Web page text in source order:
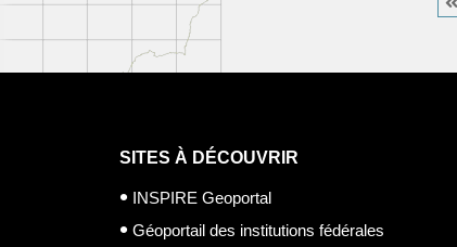
SITES À DÉCOUVRIR
INSPIRE Geoportal
Géoportail des institutions fédérales